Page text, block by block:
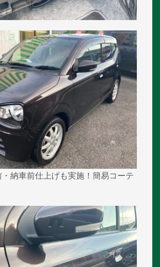
納車前仕上げも実施！簡易コーテ